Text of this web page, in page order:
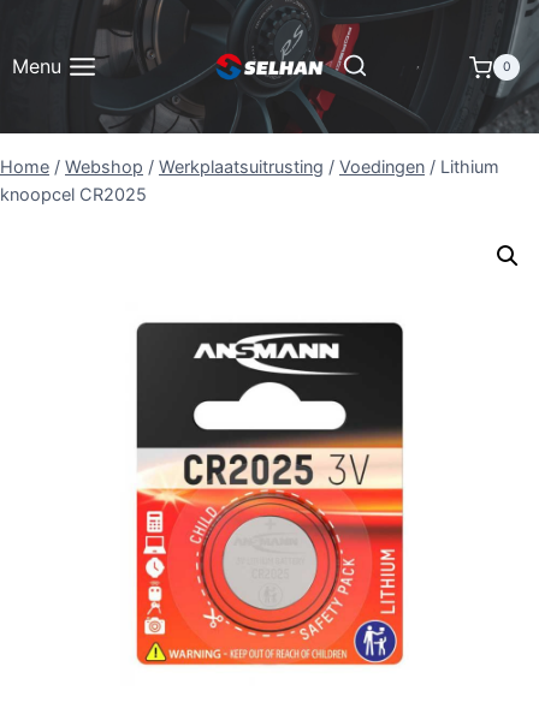
inhoud
Menu 0
Home / Webshop / Werkplaatsuitrusting / Voedingen / Lithium
knoopcel CR2025